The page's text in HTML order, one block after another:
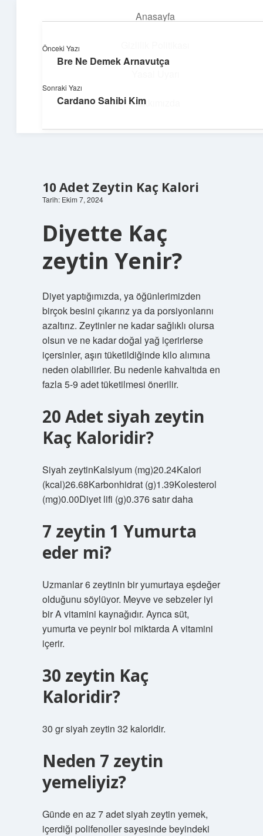
Anasayfa
Hakkımızda
Deniz Esintisi Hikayeler
Dalgalardan ilham alan neşeli bilgiler!
10 Adet Zeytin Kaç Kalori
Tarih: Ekim 7, 2024
Diyette Kaç
zeytin Yenir?
Diyet yaptığımızda, ya öğünlerimizden
birçok besini çıkarırız ya da porsiyonlarını
azaltırız. Zeytinler ne kadar sağlıklı olursa
olsun ve ne kadar doğal yağ içerirlerse
içersinler, aşırı tüketildiğinde kilo alımına
neden olabilirler. Bu nedenle kahvaltıda en
fazla 5-9 adet tüketilmesi önerilir.
20 Adet siyah zeytin
Kaç Kaloridir?
Siyah zeytinKalsiyum (mg)20.24Kalori
(kcal)26.68Karbonhidrat (g)1.39Kolesterol
(mg)0.00Diyet lifi (g)0.376 satır daha
7 zeytin 1 Yumurta
eder mi?
Uzmanlar 6 zeytinin bir yumurtaya eşdeğer
olduğunu söylüyor. Meyve ve sebzeler iyi
bir A vitamini kaynağıdır. Ayrıca süt,
yumurta ve peynir bol miktarda A vitamini
içerir.
30 zeytin Kaç
Kaloridir?
30 gr siyah zeytin 32 kaloridir.
Neden 7 zeytin
yemeliyiz?
Günde en az 7 adet siyah zeytin yemek,
içerdiği polifenoller sayesinde beyindeki
Önceki Yazı
Bre Ne Demek Arnavutça
Sonraki Yazı
Cardano Sahibi Kim